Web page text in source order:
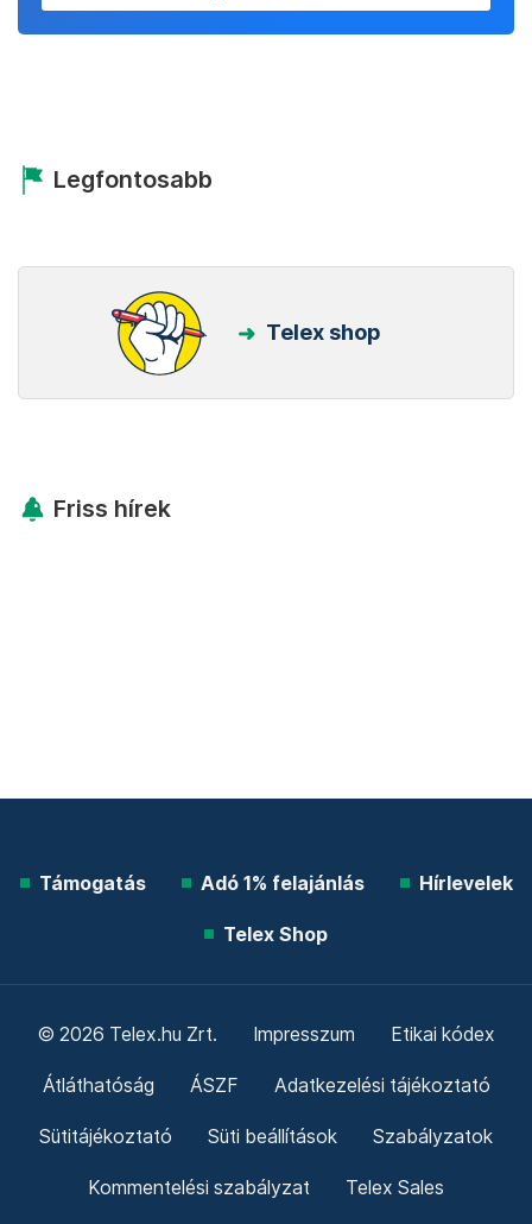
Legfontosabb
Telex shop
Friss hírek
Támogatás Adó 1% felajánlás Hírlevelek
Telex Shop
© 2026 Telex.hu Zrt. Impresszum Etikai kódex
Átláthatóság ÁSZF Adatkezelési tájékoztató
Sütitájékoztató Süti beállítások Szabályzatok
Kommentelési szabályzat Telex Sales